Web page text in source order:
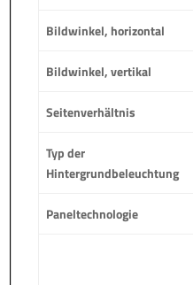
Bildwinkel, horizontal
Bildwinkel, vertikal
Seitenverhältnis
Typ der
Hintergrundbeleuchtung
Paneltechnologie